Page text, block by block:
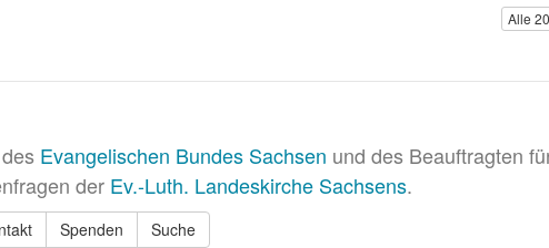
Alle
Evangelischen Bundes Sachsen und des Beauftragten
der Ev.-Luth. Landeskirche Sachsens.
Spenden Suche